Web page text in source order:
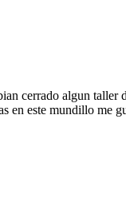
cerrado algun
en este mundillo me